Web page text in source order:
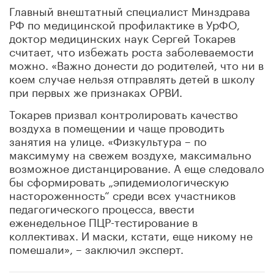
Главный внештатный специалист Минздрава
РФ по медицинской профилактике в УрФО,
доктор медицинских наук Сергей Токарев
считает, что избежать роста заболеваемости
можно. «Важно донести до родителей, что ни в
коем случае нельзя отправлять детей в школу
при первых же признаках ОРВИ.
Токарев призвал контролировать качество
воздуха в помещении и чаще проводить
занятия на улице. «Физкультура – по
максимуму на свежем воздухе, максимально
возможное дистанцирование. А еще следовало
бы сформировать „эпидемиологическую
настороженность“ среди всех участников
педагогического процесса, ввести
еженедельное ПЦР-тестирование в
коллективах. И маски, кстати, еще никому не
помешали», – заключил эксперт.